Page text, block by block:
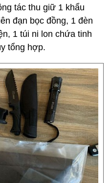
tác thu giữ 1 khẩu
đạn bọc đồng, 1 đèn
1 túi ni lon chứa tinh
tổng hợp.